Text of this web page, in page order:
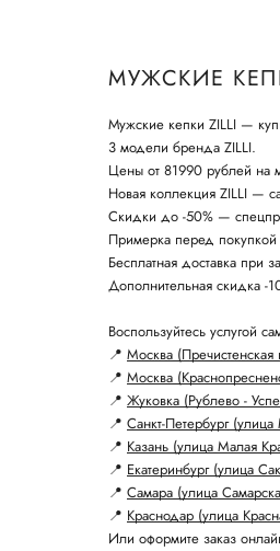
МУЖСКИЕ
Мужские кепки ZILLI —
3 модели бренда ZILLI.
Цены от 81990 рублей на
Новая коллекция ZILLI —
Скидки до -50% —
Примерка перед
Бесплатная доставка при
Дополнительная скидка
Воспользуйтесь услугой
📍 Москва (Пречистенская
📍 Москва
📍 Жуковка (Рублево -
📍 Санкт-Петербург
📍 Казань (улица Малая
📍 Екатеринбург (улица
📍 Самара (улица
📍 Краснодар (улица
Или оформите заказ